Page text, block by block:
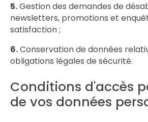
5. Gestion des demandes de désabonnements aux
newsletters, promotions et
satisfaction ;
6. Conservation de données relatives aux
obligations légales de sécurité.
Conditions d'accès
de vos données